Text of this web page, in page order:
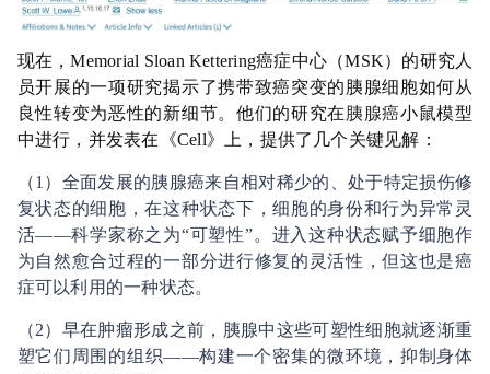
现在，Memorial Sloan Kettering癌症中心（MSK）的研究人
员开展的一项研究揭示了携带致癌突变的胰腺细胞如何从
良性转变为恶性的新细节。他们的研究在胰腺癌小鼠模型
中进行，并发表在《Cell》上，提供了几个关键见解：
（1）全面发展的胰腺癌来自相对稀少的、处于特定损伤修
复状态的细胞，在这种状态下，细胞的身份和行为异常灵
活——科学家称之为“可塑性”。进入这种状态赋予细胞作
为自然愈合过程的一部分进行修复的灵活性，但这也是癌
症可以利用的一种状态。
（2）早在肿瘤形成之前，胰腺中这些可塑性细胞就逐渐重
塑它们周围的组织——构建一个密集的微环境，抑制身体